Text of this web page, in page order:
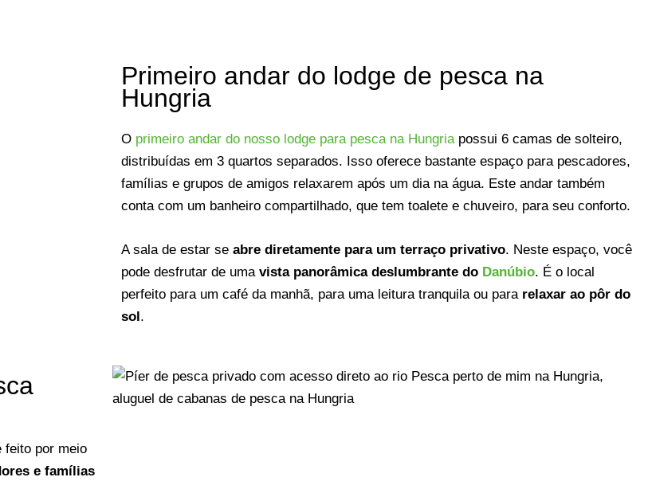
Primeiro andar do lodge de pesca na
Hungria
O primeiro andar do nosso lodge para pesca na Hungriapossui 6 camas de solteiro,
distribuídas em 3 quartos separados. Isso oferece bastante espaço para pescadores,
famílias e grupos de amigos relaxarem após um dia na água. Este andar também
conta com um banheiro compartilhado, que tem toalete e chuveiro, para seu conforto.
A sala de estar seabre diretamente para um terraço privativo. Neste espaço, você
pode desfrutar de umavista panorâmica deslumbrante do Danúbio. É o local
perfeito para um café da manhã, para uma leitura tranquila ou para relaxar ao pôr do
sol .
feito por meio
e famílias